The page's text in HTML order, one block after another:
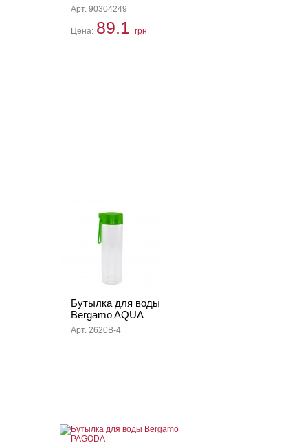
Арт. 90304249
Цена: 89.1 грн
Бутылка для воды
Bergamo AQUA
Арт. 2620B-4